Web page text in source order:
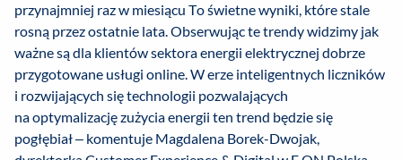
przynajmniej raz w miesiącu To świetne wyniki, które stale
rosną przez ostatnie lata. Obserwując te trendy widzimy jak
ważne są dla klientów sektora energii elektrycznej dobrze
przygotowane usługi online. W erze inteligentnych liczników
i rozwijających się technologii pozwalających
na optymalizację zużycia energii ten trend będzie się
pogłębiał– komentuje Magdalena Borek-Dwojak,